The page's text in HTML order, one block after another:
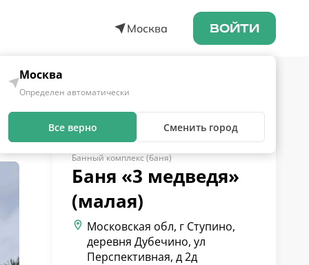
Москва ВОЙТИ
Москва
Определен автоматически
Все верно Сменить город
Банный комплекс (баня)
Баня «3 медведя»
(малая)
Московская обл, г Ступино,
деревня Дубечино, ул
Перспективная, д 2д